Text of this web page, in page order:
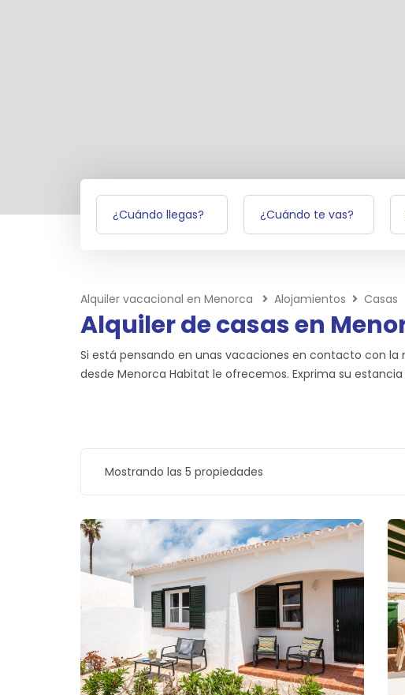
Alquiler vacacional en Menorca Alojamientos Casas
Alquiler de casas en
Si está pensando en unas vacaciones en contacto con la
desde Menorca Habitat le ofrecemos. Exprima su
Mostrando las 5 propiedades